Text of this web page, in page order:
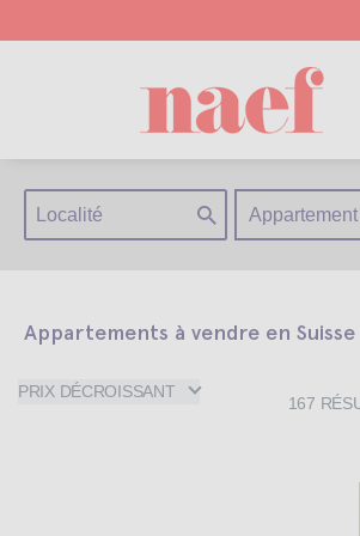
Appartements /
/
Projets neufs
Gérance
Biens
Appartement
Appartements à vendre en Suisse
167
PRIX DÉCROISSANT